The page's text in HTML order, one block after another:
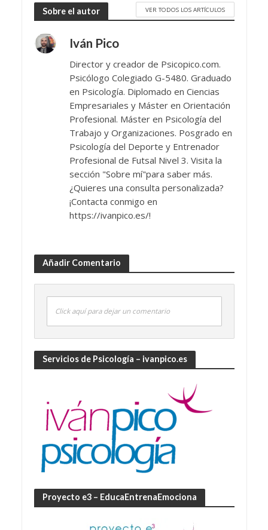
Sobre el autor VER TODOS LOS ARTÍCULOS
Iván Pico
Director y creador de Psicopico.com.
Psicólogo Colegiado G-5480. Graduado
en Psicología. Diplomado en Ciencias
Empresariales y Máster en Orientación
Profesional. Máster en Psicología del
Trabajo y Organizaciones. Posgrado en
Psicología del Deporte y Entrenador
Profesional de Futsal Nivel 3. Visita la
sección "Sobre mí"para saber más.
¿Quieres una consulta personalizada?
¡Contacta conmigo en
https://ivanpico.es/!
Añadir Comentario
Click aquí para dejar un comentario
Servicios de Psicología – ivanpico.es
Proyecto e3 – EducaEntrenaEmociona